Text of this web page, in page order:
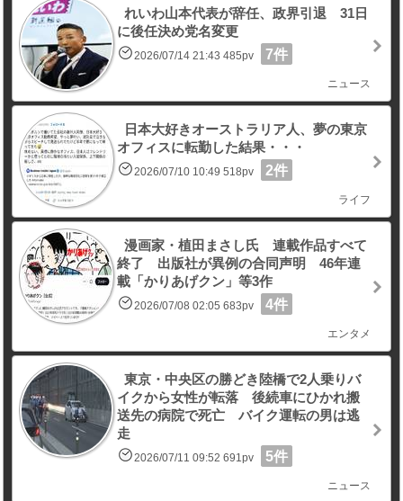
れいわ山本代表が辞任、政界引退 31日
に後任決め党名変更
2026/07/14 21:43 485pv 7件
ニュース
日本大好きオーストラリア人、夢の東京
オフィスに転勤した結果・・・
2026/07/10 10:49 518pv 2件
ライフ
漫画家・植田まさし氏 連載作品すべて
終了 出版社が異例の合同声明 46年連
載「かりあげクン」等3作
2026/07/08 02:05 683pv 4件
エンタメ
東京・中央区の勝どき陸橋で2人乗りバ
イクから女性が転落 後続車にひかれ搬
送先の病院で死亡 バイク運転の男は逃
走
2026/07/11 09:52 691pv 5件
ニュース